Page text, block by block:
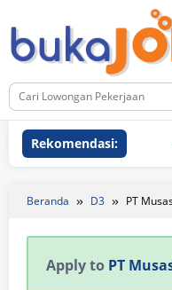
ke
konten
Rekomendasi:
Beranda D3 PT
Apply to PT